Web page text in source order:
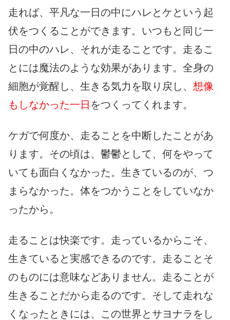
走れば、平凡な一日の中にハレとケという起
伏をつくることができます。いつもと同じ一
日の中のハレ、それが走ることです。走るこ
とには魔法のような効果があります。全身の
細胞が覚醒し、生きる気力を取り戻し、 想像
もしなかった一日 をつくってくれます。
ケガで何度か、走ることを中断したことがあ
ります。その頃は、鬱鬱として、何をやって
いても面白くなかった。生きているのが、つ
まらなかった。体をつかうことをしていなか
ったから。
走ることは快楽です。走っているからこそ、
生きていると実感できるのです。走ることそ
のものには意味などありません。走ることが
生きることだから走るのです。そして走れな
くなったときには、この世界とサヨナラをし